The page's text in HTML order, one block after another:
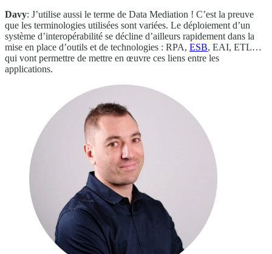
Davy: J’utilise aussi le terme de Data Mediation ! C’est la preuve
que les terminologies utilisées sont variées. Le déploiement d’un
système d’interopérabilité se décline d’ailleurs rapidement dans la
mise en place d’outils et de technologies : RPA, ESB, EAI, ETL…
qui vont permettre de mettre en œuvre ces liens entre les
applications.